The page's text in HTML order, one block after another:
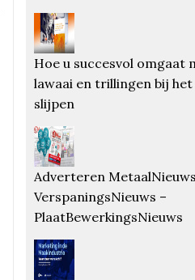
Hoe u succesvol omgaat
lawaai en trillingen bij het
slijpen
Adverteren
VerspaningsNieuws –
PlaatBewerkingsNieuws